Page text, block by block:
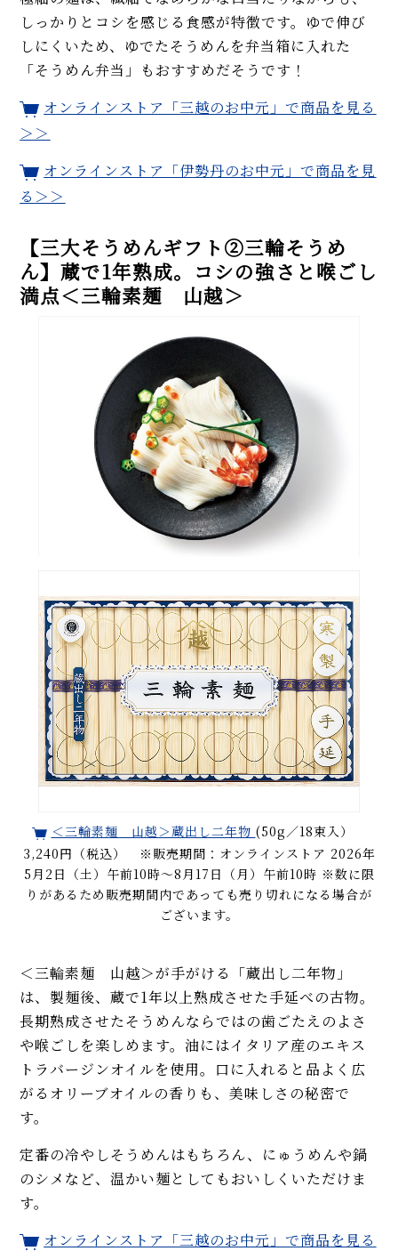
しっかりとコシを感じる食感が特徴です。ゆで伸び
しにくいため、ゆでたそうめんを弁当箱に入れた
「そうめん弁当」もおすすめだそうです！
オンラインストア「三越のお中元」で商品を見る
＞＞
オンラインストア「伊勢丹のお中元」で商品を見
る ＞＞
【三大そうめんギフト②三輪そうめ
ん】蔵で1年熟成。コシの強さと喉ごし
満点＜三輪素麺 山越＞
＜三輪素麺 山越＞蔵出し二年物 (50g／18束入）
3,240円（税込） ※販売期間：オンラインストア 2026年
5月2日（土）午前10時～8月17日（月）午前10時 ※数に限
りがあるため販売期間内であっても売り切れになる場合が
ございます。
＜三輪素麺 山越＞が手がける「蔵出し二年物」
は、製麺後、蔵で1年以上熟成させた手延べの古物。
長期熟成させたそうめんならではの歯ごたえのよさ
や喉ごしを楽しめます。油にはイタリア産のエキス
トラバージンオイルを使用。口に入れると品よく広
がるオリーブオイルの香りも、美味しさの秘密で
す。
定番の冷やしそうめんはもちろん、にゅうめんや鍋
のシメなど、温かい麺としてもおいしくいただけま
す。
オンラインストア「三越のお中元」で商品を見る